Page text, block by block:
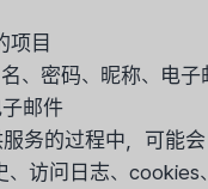
项目
、密码、昵称、电子
邮件
务的过程中，可能
、访问日志、cookies